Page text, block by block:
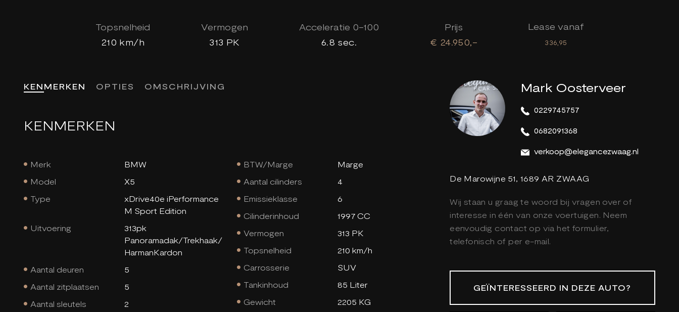
Topsnelheid
210 km/h
Vermogen
313 PK
Acceleratie 0-100
6.8 sec.
Prijs
€ 24.950,-
Lease vanaf
336,95
Mark Oosterveer
0229745757
0682091368
verkoop@elegancezwaag.nl
De Marowijne 51, 1689 AR ZWAAG
Wij staan u graag te woord bij vragen over of
interesse in één van onze voertuigen. Neem
eenvoudig contact op via het formulier,
telefonisch of per e-mail.
GEÏNTERESSEERD IN DEZE AUTO?
KENMERKEN OPTIES OMSCHRIJVING
KENMERKEN
Merk
BMW
Model
X5
Type
xDrive40e iPerformance
M Sport Edition
Uitvoering
313pk
Panoramadak/Trekhaak/
HarmanKardon
Aantal deuren
5
Aantal zitplaatsen
5
Aantal sleutels
2
BTW/Marge
Marge
Aantal cilinders
4
Emissieklasse
6
Cilinderinhoud
1997 CC
Vermogen
313 PK
Topsnelheid
210 km/h
Carrosserie
SUV
Tankinhoud
85 Liter
Gewicht
2205 KG